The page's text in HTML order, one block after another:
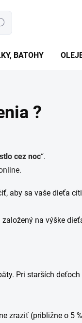
BATOHY
?
cez noc“.
aby sa vaše dieťa
na výške
Pri starších
zraziť (približne o 5